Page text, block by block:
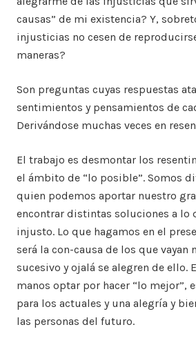
causas” de mi existencia? Y,
injusticias no cesen de
maneras?
Son preguntas cuyas respuestas
sentimientos y pensamientos de
Derivándose muchas veces en
El trabajo es desmontar los
el ámbito de “lo posible”. Somos
quien podemos aportar nuestro
encontrar distintas soluciones a lo
injusto. Lo que hagamos en el
será la con-causa de los que vayan
sucesivo y ojalá se alegren de ello.
manos optar por hacer “lo mejor”,
para los actuales y una alegría y
las personas del futuro.